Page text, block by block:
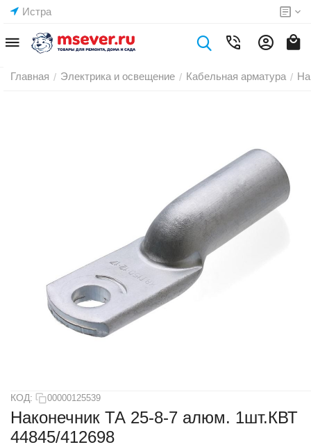
Истра
Главная / Электрика и освещение / Кабельная арматура /
КОД: 00000125539
Наконечник ТА 25-8-7 алюм. 1шт.КВТ
44845/412698